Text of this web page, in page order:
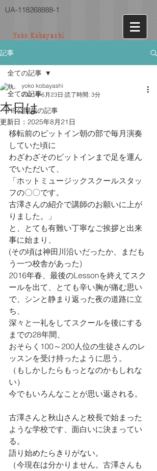
UA-118268888-1
Yoko Kobayashi
記事
全ての記事
HP公開前の記事
全ての記事
本日は
yoko kobayashi
2021年6月23日 読了時間: 3分
更新日： 2025年8月21日
移転前のピットイン朝の部で毎月演奏
していた頃に
わざわざそのピットインまで足を運ん
でいただいて、
「ホットミュージックスクールスタッ
フの〇〇です。
古澤さんの紹介で講師のお願いに上が
りました。」
と、とても有難い丁寧なご挨拶と出来
事に始まり、
(その頃は神田川沿いだったか、まだも
う一つ校舎があった)
2016年春、最後のLessonを終えてスク
ールを出て、とても辛い胸が痛む思い
で、シンと静まり返った夜の道路に立
ち、
深々と一礼をしてスクールを後にする
までの28年間、
おそらく100～200人位の生徒さんのレ
ッスンを受け持ったように思う。
（もしかしたらもっとなのかもしれな
い）
今でもいろんなことが思い返される。
古澤さんと秋山さんと校長で始まった
ような学校です、面白いに決まってい
る。
語り始めたらきりがない。
（今現在は分かりません。古澤さんも